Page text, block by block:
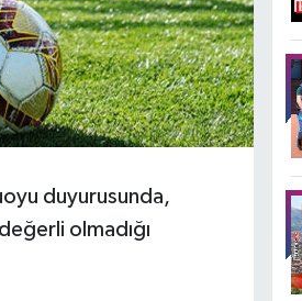
duyurusunda,
olmadığı